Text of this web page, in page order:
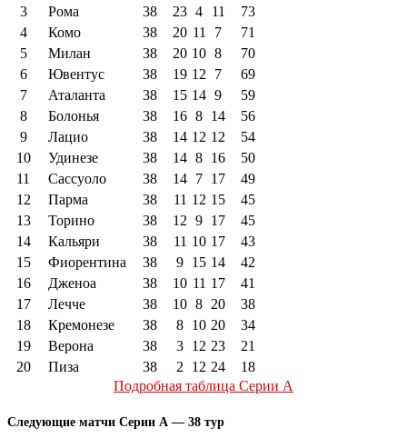
3
Рома 38 23 4 11
73
4
Комо 38 20 11 7
71
5
Милан 38 20 10 8
70
6
Ювентус 38 19 12 7
69
7
Аталанта 38 15 14 9
59
8
Болонья 38 16 8 14
56
9
Лацио 38 14 12 12
54
10
Удинезе 38 14 8 16
50
11
Сассуоло 38 14 7 17
49
12
Парма 38 11 12 15
45
13
Торино 38 12 9 17
45
14
Кальяри 38 11 10 17
43
15
Фиорентина 38 9 15 14
42
16
Дженоа 38 10 11 17
41
17
Лечче 38 10 8 20
38
18
Кремонезе 38 8 10 20
34
19
Верона 38 3 12 23
21
20
Пиза 38 2 12 24
18
Подробная таблица Серии А
Следующие матчи Серии А — 38 тур